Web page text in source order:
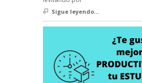
Sigue leyendo...